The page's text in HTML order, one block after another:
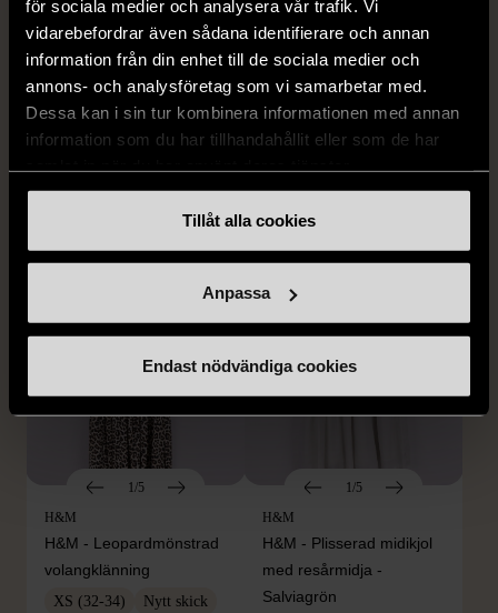
för sociala medier och analysera vår trafik. Vi
vidarebefordrar även sådana identifierare och annan
information från din enhet till de sociala medier och
annons- och analysföretag som vi samarbetar med.
Dessa kan i sin tur kombinera informationen med annan
information som du har tillhandahållit eller som de har
Tillåt alla cookies
Anpassa
Endast nödvändiga cookies
SNÖ of Sweden -
med knappdetalj
Mycket gott skick
399 kr
1/5
H&M
H&M - Leopardmönstrad
volangklänning
XS (32-34) Nytt skick
1/5
H&M
H&M - Plisserad midikjol
med resårmidja -
Salviagrön